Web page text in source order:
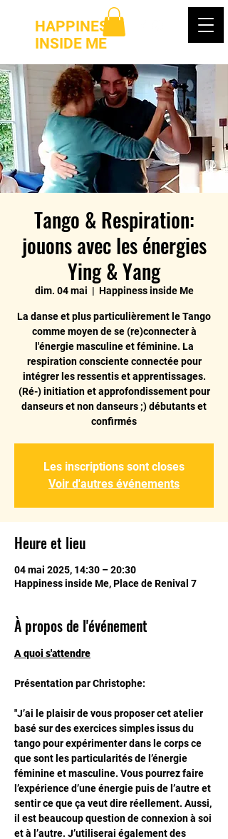
HAPPINESS
INSIDE ME
Tango & Respiration:
jouons avec les énergies
Ying & Yang
dim. 04 mai
  |
Happiness inside Me
La danse et plus particulièrement le Tango
comme moyen de se (re)connecter à
l'énergie masculine et féminine. La
respiration consciente connectée pour
intégrer les ressentis et apprentissages.
(Ré-) initiation et approfondissement pour
danseurs et non danseurs ;) débutants et
confirmés
Les inscriptions sont closes
Voir d'autres événements
Heure et lieu
04 mai 2025, 14:30 – 20:30
Happiness inside Me, Place de Renival 7
À propos de l'événement
A quoi s'attendre
Présentation par Christophe:
"J’ai le plaisir de vous proposer cet atelier
basé sur des exercices simples issus du
tango pour expérimenter dans le corps ce
que sont les particularités de l’énergie
féminine et masculine. Vous pourrez faire
l’expérience d’une énergie puis de l’autre et
sentir ce que ça veut dire réellement. Aussi,
il est beaucoup question de connexion à soi
et à l’autre. J’utiliserai également des